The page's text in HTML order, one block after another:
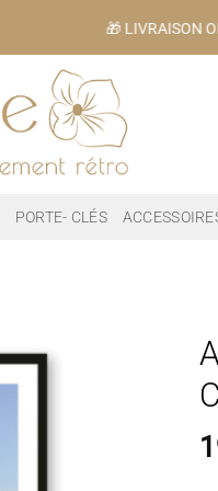
🎁 LIVRAISON
PORTE- CLÉS